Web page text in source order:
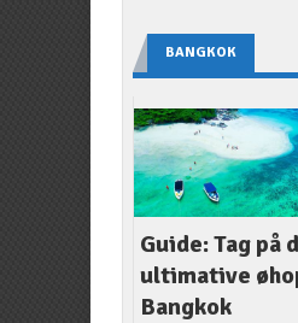
BANGKOK
Guide: Tag på
ultimative
Bangkok